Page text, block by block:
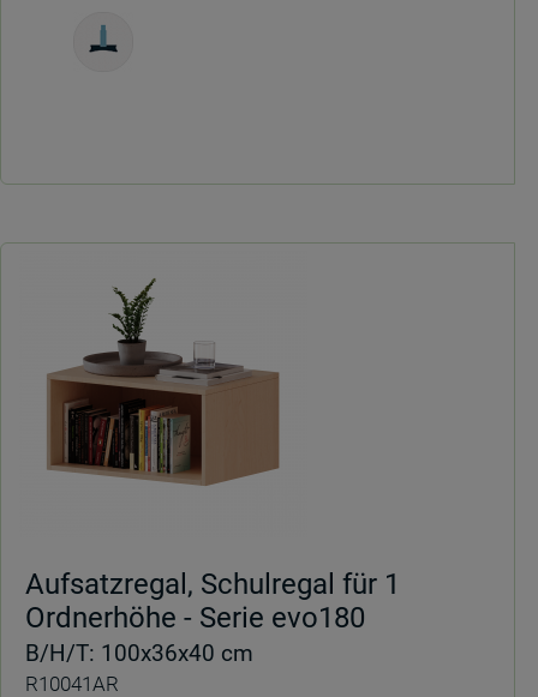
Aufsatzregal, Schulregal für 1
Ordnerhöhe - Serie evo180
B/H/T: 100x36x40 cm
R10041AR